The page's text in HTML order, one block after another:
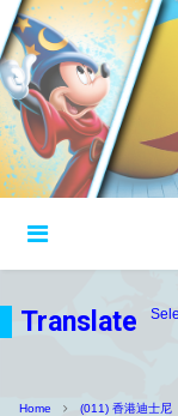
Translate
Home (011) 香港迪士尼